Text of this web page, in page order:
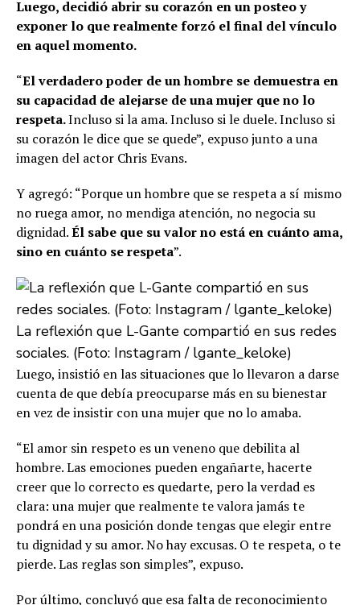
Luego, decidió abrir su corazón en un posteo y
exponer lo que realmente forzó el final del vínculo
en aquel momento.
“El verdadero poder de un hombre se demuestra en
su capacidad de alejarse de una mujer que no lo
respeta.Incluso si la ama. Incluso si le duele. Incluso si
su corazón le dice que se quede”, expuso junto a una
imagen del actor Chris Evans.
Y agregó: “Porque un hombre que se respeta a sí mismo
no ruega amor, no mendiga atención, no negocia su
dignidad.Él sabe que su valor no está en cuánto ama,
sino en cuánto se respeta”.
La reflexión que L-Gante compartió en sus redes
sociales. (Foto: Instagram / lgante_keloke)
Luego, insistió en las situaciones que lo llevaron a darse
cuenta de que debía preocuparse más en su bienestar
en vez de insistir con una mujer que no lo amaba.
“El amor sin respeto es un veneno que debilita al
hombre. Las emociones pueden engañarte, hacerte
creer que lo correcto es quedarte, pero la verdad es
clara: una mujer que realmente te valora jamás te
pondrá en una posición donde tengas que elegir entre
tu dignidad y su amor. No hay excusas. O te respeta, o te
pierde. Las reglas son simples”, expuso.
Por último, concluyó que esa falta de reconocimiento